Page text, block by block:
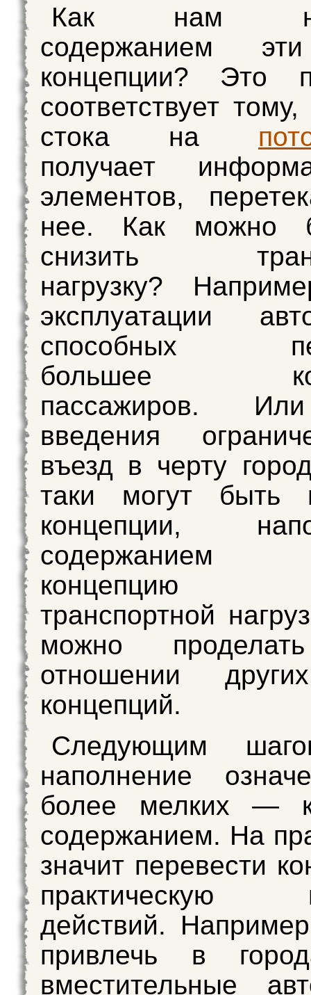
Как нам
содержанием
концепции? Это
соответствует
стока на
получает
элементов,
нее. Как можно
снизить
нагрузку?
эксплуатации
способных
большее
пассажиров.
введения
въезд в черту
таки могут быть
концепции,
концепцию
транспортной
можно
отношении
концепций.
Следующим
наполнение
более мелких —
содержанием. На
значит перевести
практическую
действий.
привлечь в
вместительные